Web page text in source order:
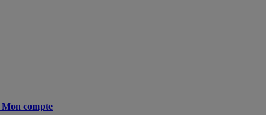
Mon compte